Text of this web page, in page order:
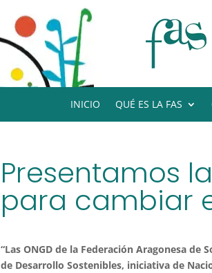
INICIO QUÉ ES LA FAS
Presentamos
para cambiar
“Las ONGD de la Federación Aragonesa
de Desarrollo Sostenibles, iniciativa de